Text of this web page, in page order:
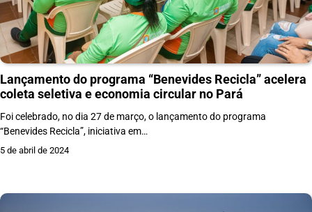
Lançamento do programa “Benevides Recicla” acelera
coleta seletiva e economia circular no Pará
Foi celebrado, no dia 27 de março, o lançamento do programa
“Benevides Recicla”, iniciativa em…
5 de abril de 2024